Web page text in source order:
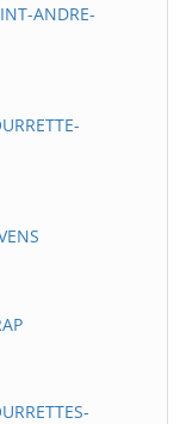
ANDRE-